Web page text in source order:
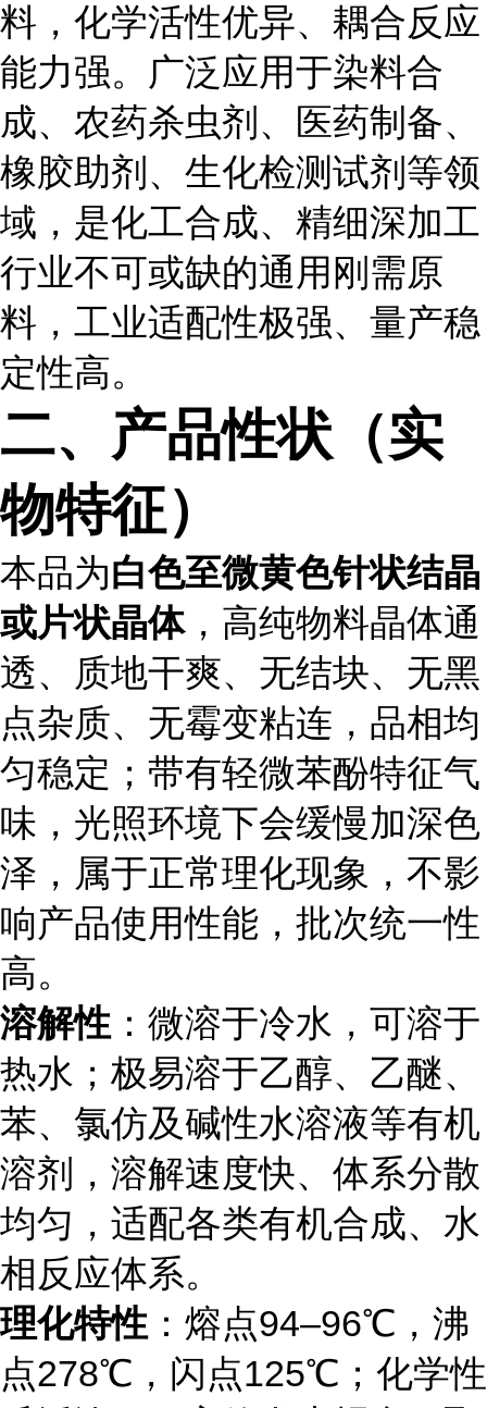
料，化学活性优异、耦合反应
能力强。广泛应用于染料合
成、农药杀虫剂、医药制备、
橡胶助剂、生化检测试剂等领
域，是化工合成、精细深加工
行业不可或缺的通用刚需原
料，工业适配性极强、量产稳
定性高。
二、产品性状（实
物特征）
本品为白色至微黄色针状结晶
或片状晶体，高纯物料晶体通
透、质地干爽、无结块、无黑
点杂质、无霉变粘连，品相均
匀稳定；带有轻微苯酚特征气
味，光照环境下会缓慢加深色
泽，属于正常理化现象，不影
响产品使用性能，批次统一性
高。
溶解性 ：微溶于冷水，可溶于
热水；极易溶于乙醇、乙醚、
苯、氯仿及碱性水溶液等有机
溶剂，溶解速度快、体系分散
均匀，适配各类有机合成、水
相反应体系。
理化特性 ：熔点94–96℃，沸
点278℃，闪点125℃；化学性